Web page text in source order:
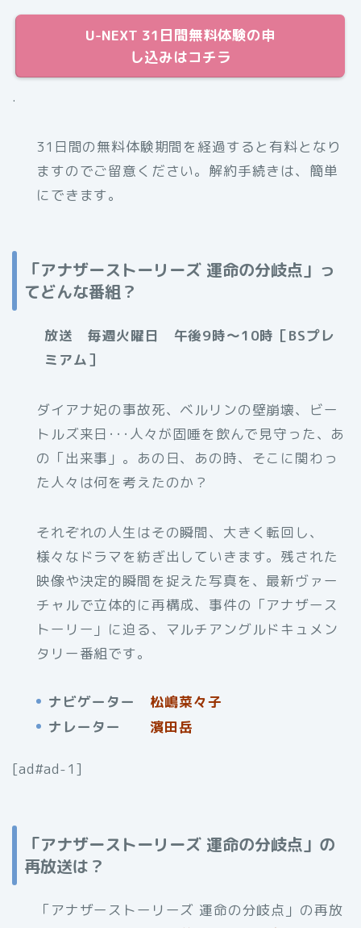
U-NEXT 31日間無料体験の申
し込みはコチラ
.
31日間の無料体験期間を経過すると有料となり
ますのでご留意ください。解約手続きは、簡単
にできます。
「アナザーストーリーズ 運命の分岐点」っ
てどんな番組？
放送 毎週火曜日 午後9時～10時［BSプレ
ミアム］
ダイアナ妃の事故死、ベルリンの壁崩壊、ビー
トルズ来日･･･人々が固唾を飲んで見守った、あ
の「出来事」。あの日、あの時、そこに関わっ
た人々は何を考えたのか？
それぞれの人生はその瞬間、大きく転回し、
様々なドラマを紡ぎ出していきます。残された
映像や決定的瞬間を捉えた写真を、最新ヴァー
チャルで立体的に再構成、事件の「アナザース
トーリー」に迫る、マルチアングルドキュメン
タリー番組です。
ナビゲーター 松嶋菜々子
ナレーター 濱田岳
[ad#ad-1]
「アナザーストーリーズ 運命の分岐点」の
再放送は？
「アナザーストーリーズ 運命の分岐点」の再放